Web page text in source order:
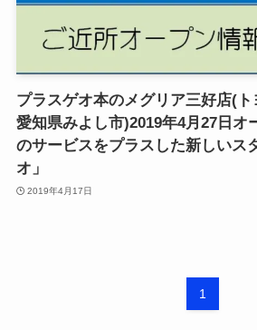
プラスゲオ本のメグリア三好店(
愛知県みよし市)2019年4月27日オ
のサービスをプラスした新しいス
オ」
2019年4月17日
1